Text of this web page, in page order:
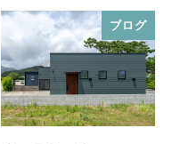
ブログ